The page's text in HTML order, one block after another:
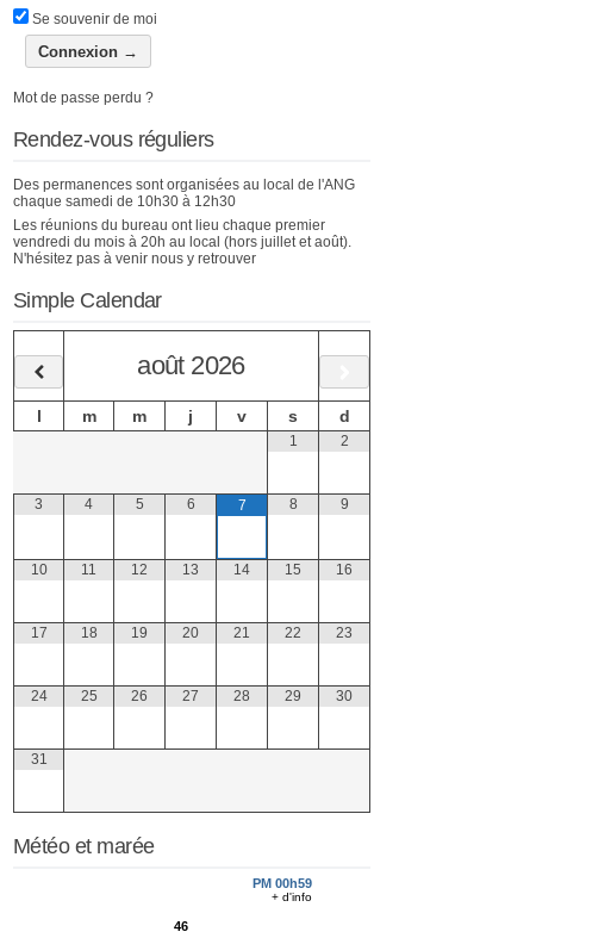
Se souvenir de moi
Mot de passe perdu ?
Rendez-vous réguliers
Des permanences sont organisées au local de l'ANG
chaque samedi de 10h30 à 12h30
Les réunions du bureau ont lieu chaque premier
vendredi du mois à 20h au local (hors juillet et août).
N'hésitez pas à venir nous y retrouver
Simple Calendar
août 2026
l m m j v s d
1 2
3 4 5 6 7 8 9
10 11 12 13 14 15 16
17 18 19 20 21 22 23
24 25 26 27 28 29 30
31
Météo et marée